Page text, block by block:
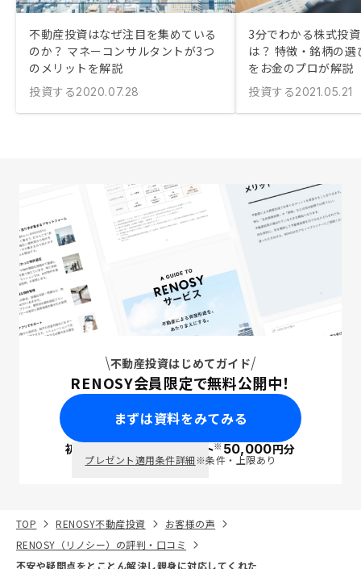
不動産投資はなぜ注目を集めている
のか？ マネーコンサルタントが3つ
のメリットを解説
投資する2020.07.28
3分でわかる株式投
は？ 特徴・銘柄の
をお金のプロが解説
投資する2021.05.21
不動産投資はじめてガイド
RENOSY会員限定で無料公開中！
まずは資料をみてみる
初回面談で ポイント※50,000円分
プレゼント適用条件詳細※条件・上限あり
TOP RENOSY不動産投資
お客様の声
RENOSY（リノシー）の評判・口コミ
不安や疑問点をとことん解決し親身に対応してくれた